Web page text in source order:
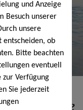
und Anzeige
Besuch unserer
unsere
entscheiden, ob
Bitte beachten
eventuell
zur Verfügung
Sie jederzeit